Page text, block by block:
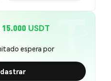
15.000 USDT
espera por